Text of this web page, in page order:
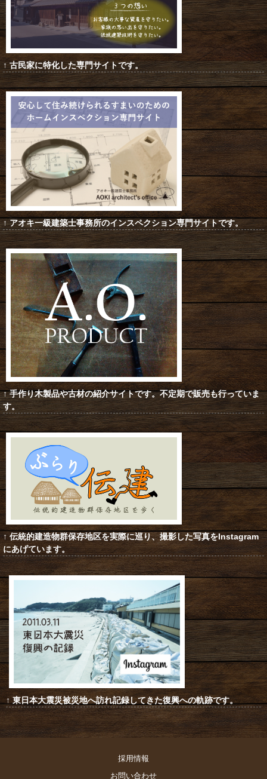
↑ 古民家に特化した専門サイトです。
↑ アオキ一級建築士事務所のインスペクション専門サイトです。
↑ 手作り木製品や古材の紹介サイトです。不定期で販売も行っていま
す。
↑ 伝統的建造物群保存地区を実際に巡り、撮影した写真をInstagram
にあげています。
↑ 東日本大震災被災地へ訪れ記録してきた復興への軌跡です。
採用情報
お問い合わせ